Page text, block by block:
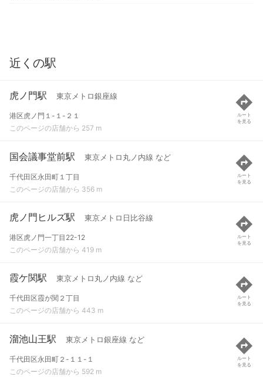
近くの駅
虎ノ門駅 東京メトロ銀座線
港区虎ノ門１-１-２１
このページの店舗から 257 m
ルート
を見る
国会議事堂前駅 東京メトロ丸ノ内線 など
千代田区永田町１丁目
このページの店舗から 356 m
ルート
を見る
虎ノ門ヒルズ駅 東京メトロ日比谷線
港区虎ノ門一丁目22-12
このページの店舗から 419 m
ルート
を見る
霞ケ関駅 東京メトロ丸ノ内線 など
千代田区霞が関２丁目
このページの店舗から 443 m
ルート
を見る
溜池山王駅 東京メトロ銀座線 など
千代田区永田町２-１１-１
このページの店舗から 592 m
ルート
を見る